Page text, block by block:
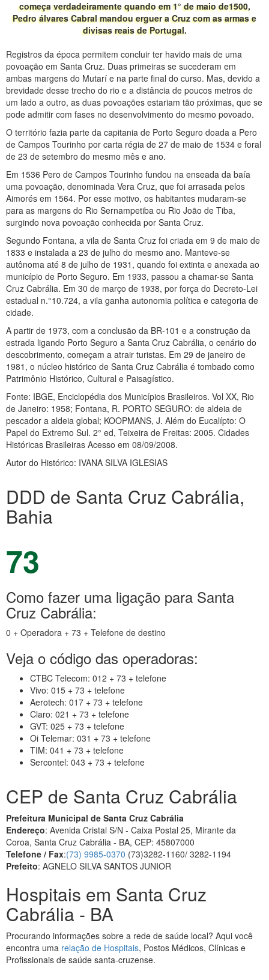
começa verdadeiramente quando em 1° de maio de1500,
Pedro álvares Cabral mandou erguer a Cruz com as armas e
divisas reais de Portugal.
Registros da época permitem concluir ter havido mais de uma
povoação em Santa Cruz. Duas primeiras se sucederam em
ambas margens do Mutarí e na parte final do curso. Mas, devido a
brevidade desse trecho do rio e a distância de poucos metros de
um lado a outro, as duas povoações estariam tão próximas, que se
pode admitir com fases no desenvolvimento do mesmo povoado.
O território fazia parte da capitania de Porto Seguro doada a Pero
de Campos Tourinho por carta régia de 27 de maio de 1534 e foral
de 23 de setembro do mesmo mês e ano.
Em 1536 Pero de Campos Tourinho fundou na enseada da baía
uma povoação, denominada Vera Cruz, que foi arrasada pelos
Aimorés em 1564. Por esse motivo, os habitantes mudaram-se
para as margens do Rio Sernampetiba ou Rio João de Tiba,
surgindo nova povoação conhecida por Santa Cruz.
Segundo Fontana, a vila de Santa Cruz foi criada em 9 de maio de
1833 e instalada a 23 de julho do mesmo ano. Manteve-se
autônoma até 8 de julho de 1931, quando foi extinta e anexada ao
município de Porto Seguro. Em 1933, passou a chamar-se Santa
Cruz Cabrália. Em 30 de março de 1938, por força do Decreto-Lei
estadual n.°10.724, a vila ganha autonomia política e categoria de
cidade.
A partir de 1973, com a conclusão da BR-101 e a construção da
estrada ligando Porto Seguro a Santa Cruz Cabrália, o cenário do
descobrimento, começam a atrair turistas. Em 29 de janeiro de
1981, o núcleo histórico de Santa Cruz Cabrália é tombado como
Patrimônio Histórico, Cultural e Paisagístico.
Fonte: IBGE, Enciclopédia dos Municípios Brasileiros. Vol XX, Rio
de Janeiro: 1958; Fontana, R. PORTO SEGURO: de aldeia de
pescador a aldeia global; KOOPMANS, J. Além do Eucalípto: O
Papel do Extremo Sul. 2° ed, Teixeira de Freitas: 2005. Cidades
Históricas Brasileiras Acesso em 08/09/2008.
Autor do Histórico: IVANA SILVA IGLESIAS
DDD de Santa Cruz Cabrália,
Bahia
73
Como fazer uma ligação para Santa
Cruz Cabrália:
0 + Operadora + 73 + Telefone de destino
Veja o código das operadoras:
CTBC Telecom: 012 + 73 + telefone
Vivo: 015 + 73 + telefone
Aerotech: 017 + 73 + telefone
Claro: 021 + 73 + telefone
GVT: 025 + 73 + telefone
Oi Telemar: 031 + 73 + telefone
TIM: 041 + 73 + telefone
Sercontel: 043 + 73 + telefone
CEP de Santa Cruz Cabrália
Prefeitura Municipal de Santa Cruz Cabrália
Endereço: Avenida Cristal S/N - Caixa Postal 25, Mirante da
Coroa, Santa Cruz Cabrália - BA, CEP: 45807000
Telefone / Fax:(73) 9985-0370 (73)3282-1160/ 3282-1194
Prefeito: AGNELO SILVA SANTOS JUNIOR
Hospitais em Santa Cruz
Cabrália - BA
Procurando informações sobre a rede de saúde local? Aqui você
encontra uma relação de Hospitais, Postos Médicos, Clínicas e
Profissionais de saúde santa-cruzense.